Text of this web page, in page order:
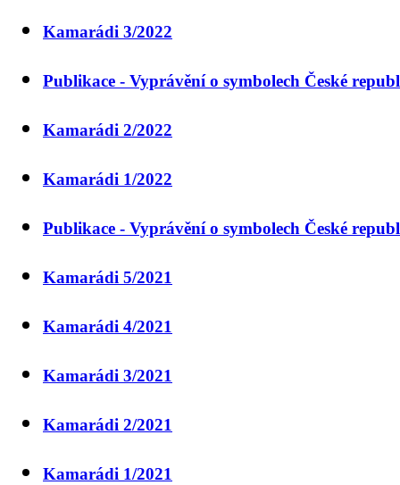
Kamarádi 3/2022
Publikace - Vyprávění o symbolech České
Kamarádi 2/2022
Kamarádi 1/2022
Publikace - Vyprávění o symbolech České
Kamarádi 5/2021
Kamarádi 4/2021
Kamarádi 3/2021
Kamarádi 2/2021
Kamarádi 1/2021